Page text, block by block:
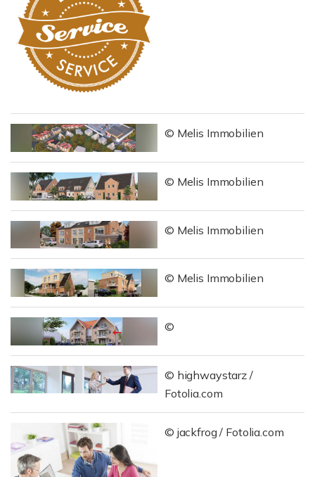
© Melis Immobilien
© Melis Immobilien
© Melis Immobilien
© Melis Immobilien
©
© highwaystarz /
Fotolia.com
© jackfrog / Fotolia.com